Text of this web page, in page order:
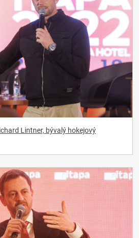
Lintner, bývalý hokejový